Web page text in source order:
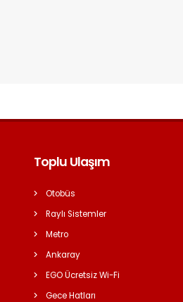
Toplu Ulaşım
Otobüs
Raylı Sistemler
Metro
Ankaray
EGO Ücretsiz Wi-Fi
Gece Hatları